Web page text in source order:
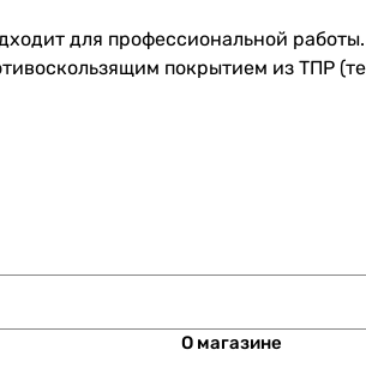
для профессиональной
покрытием из ТПР
О магазине